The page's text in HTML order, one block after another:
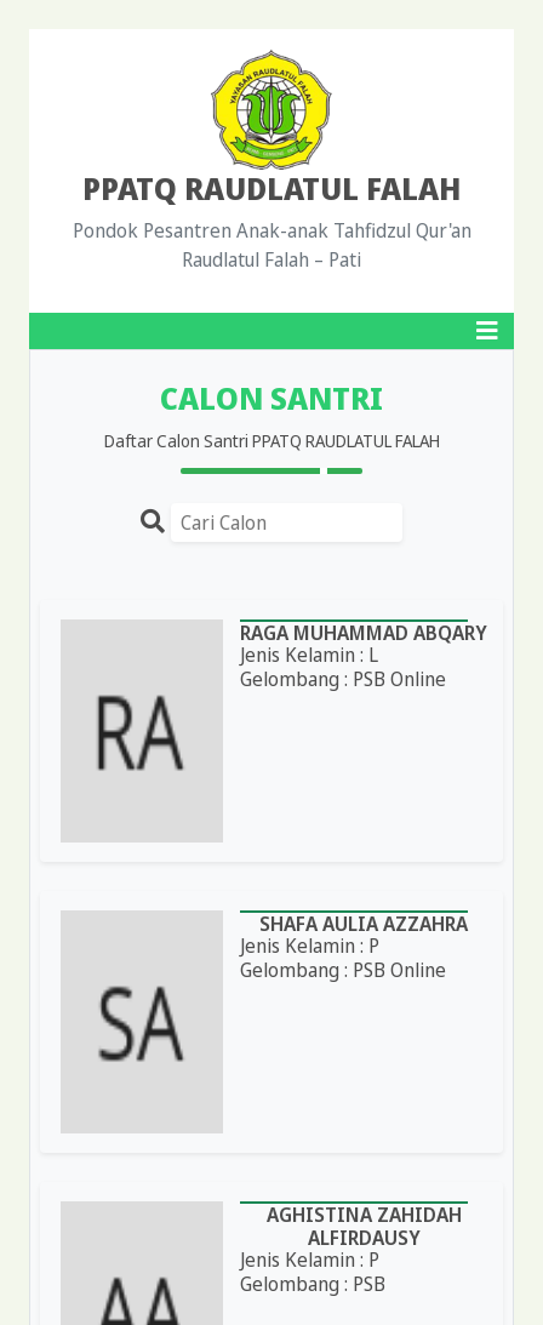
PPATQ RAUDLATUL FALAH
Pondok Pesantren Anak-anak Tahfidzul Qur'an
Raudlatul Falah – Pati
CALON SANTRI
Daftar Calon Santri PPATQ RAUDLATUL FALAH
RAGA MUHAMMAD ABQARY
Jenis Kelamin : L
Gelombang : PSB Online
SHAFA AULIA AZZAHRA
Jenis Kelamin : P
Gelombang : PSB Online
AGHISTINA ZAHIDAH
ALFIRDAUSY
Jenis Kelamin : P
Gelombang : PSB